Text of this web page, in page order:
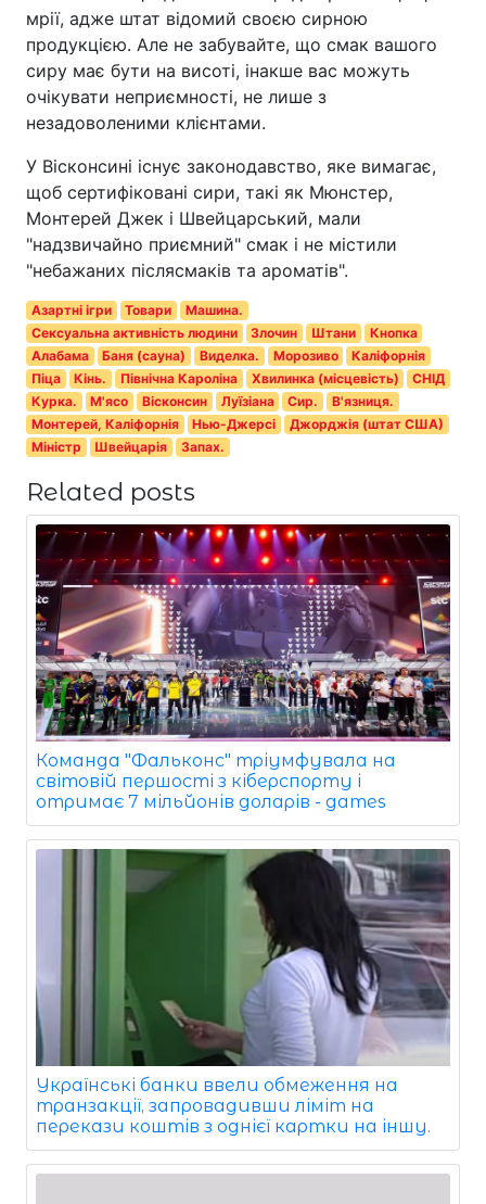
мрії, адже штат відомий своєю сирною
продукцією. Але не забувайте, що смак вашого
сиру має бути на висоті, інакше вас можуть
очікувати неприємності, не лише з
незадоволеними клієнтами.
У Вісконсині існує законодавство, яке вимагає,
щоб сертифіковані сири, такі як Мюнстер,
Монтерей Джек і Швейцарський, мали
"надзвичайно приємний" смак і не містили
"небажаних післясмаків та ароматів".
Азартні ігри Товари
Машина.
Сексуальна активність людини
Злочин Штани
Кнопка
Алабама
Баня (сауна) Виделка. Морозиво
Каліфорнія
Піца
Кінь. Північна Кароліна Хвилинка (місцевість)
СНІД
Курка.
М'ясо Вісконсин Луїзіана Сир.
В'язниця.
Монтерей, Каліфорнія
Нью-Джерсі
Джорджія (штат США)
Міністр
Швейцарія Запах.
Related posts
Команда "Фальконс" тріумфувала на
світовій першості з кіберспорту і
отримає 7 мільйонів доларів - games
Українські банки ввели обмеження на
транзакції, запровадивши ліміт на
перекази коштів з однієї картки на іншу.